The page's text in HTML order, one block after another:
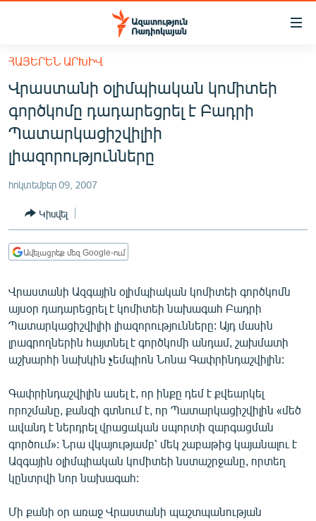
Մատչելիության
հիմնական
բովանդակությանը
հիմնական
մենյուին
Որոնում
ՀԱՅԱՍՏԱՆ
ՔԱՂԱՔԱԿԱՆ
ԸՆՏՐՈՒԹՅՈՒՆՆԵՐ 2026
ՏՆՏԵՍՈՒԹՅՈՒՆ
ՂԱՐԱԲԱՂ
ՏԱՐԱԾԱՇՐՋԱՆ
ՄԻՋԱԶԳԱՅԻՆ
ՄՇԱԿՈՒՅԹ
ՄԵԿՆԱԲԱՆՈՒԹՅՈՒՆ
ՏՏ ԵՒ ԻՆՏԵՐՆԵՏ
ԿՈՐՈՆԱՎԻՐՈՒՍ
ԱՐԽԻՎ
ՏԵՍԱՆՅՈՒԹԵՐ
ՀԱՅԵՐԵՆ ԱՐԽԻՎ
Վրաստանի օլիմպիական կոմիտեի
գործկոմը դադարեցրել է Բադրի
Պատարկացիշվիլիի
լիազորությունները
հոկտեմբեր 09, 2007
Կիսվել
Ավելացրեք մեզ Google-ում
Վրաստանի Ազգային օլիմպիական կոմիտեի գործկոմն
այսօր դադարեցրել է կոմիտեի նախագահ Բադրի
Պատարկացիշվիլիի լիազորությունները: Այդ մասին
լրագրողներին հայտնել է գործկոմի անդամ, շախմատի
աշխարհի նախկին չեմպիոն Նոնա Գափրինդաշվիլին:
Գափրինդաշվիլին ասել է, որ ինքը դեմ է քվեարկել
որոշմանը, քանզի գտնում է, որ Պատարկացիշվիլին «մեծ
ավանդ է ներդրել վրացական սպորտի զարգացման
գործում»: Նրա վկայությամբ՝ մեկ շաբաթից կայանալու է
Ազգային օլիմպիական կոմիտեի նստաշրջանը, որտեղ
կընտրվի նոր նախագահ:
Մի քանի օր առաջ Վրաստանի պաշտպանության